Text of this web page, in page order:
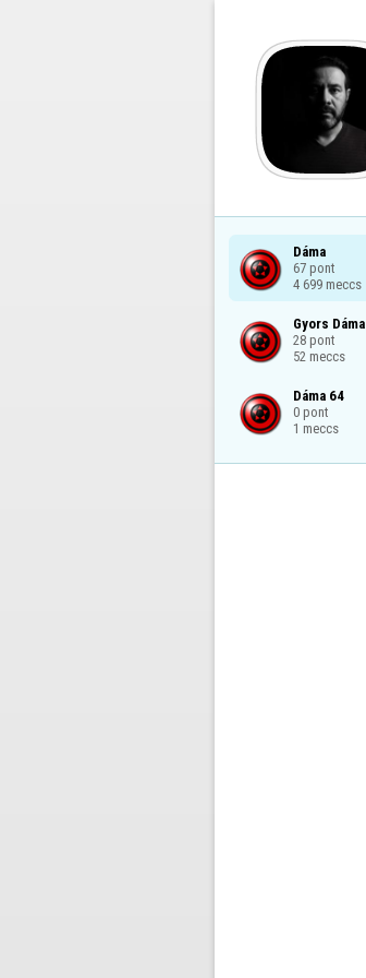
Dáma
67 pont
4 699 meccs
Gyors Dáma
28 pont
52 meccs
Dáma 64
0 pont
1 meccs